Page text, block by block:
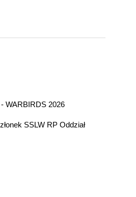
WARBIRDS 2026
SSLW RP Oddział